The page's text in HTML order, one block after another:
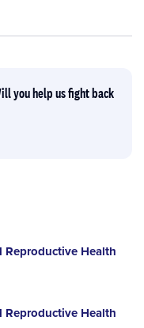
you help us fight back
Health
Health